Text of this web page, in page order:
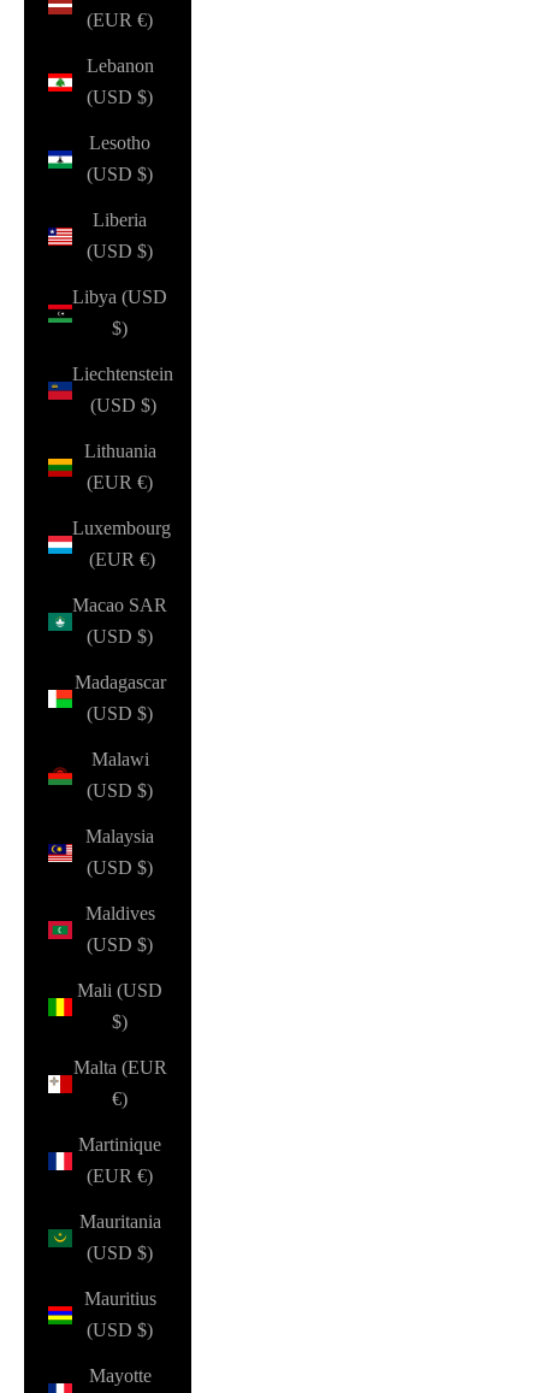
(EUR €)
Lebanon
(USD $)
Lesotho
(USD $)
Liberia
(USD $)
Libya (USD
$)
Liechtenstein
(USD $)
Lithuania
(EUR €)
Luxembourg
(EUR €)
Macao SAR
(USD $)
Madagascar
(USD $)
Malawi
(USD $)
Malaysia
(USD $)
Maldives
(USD $)
Mali (USD
$)
Malta (EUR
€)
Martinique
(EUR €)
Mauritania
(USD $)
Mauritius
(USD $)
Mayotte